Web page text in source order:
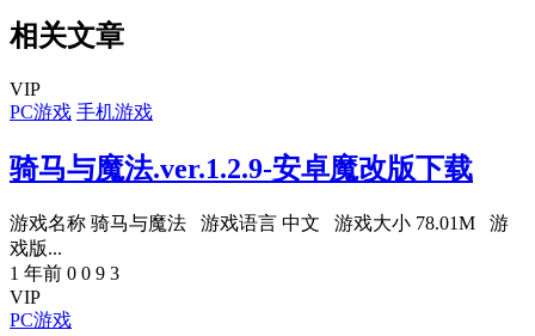
相关文章
VIP
PC游戏 手机游戏
骑马与魔法.ver.1.2.9-安卓魔改版下载
游戏名称 骑马与魔法 游戏语言 中文 游戏大小 78.01M 游
戏版...
1 年前 0 0 9 3
VIP
PC游戏